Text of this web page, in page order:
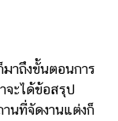
ถึงขั้นตอนการ
จะได้ข้อสรุป
านที่จัดงานแต่งก็